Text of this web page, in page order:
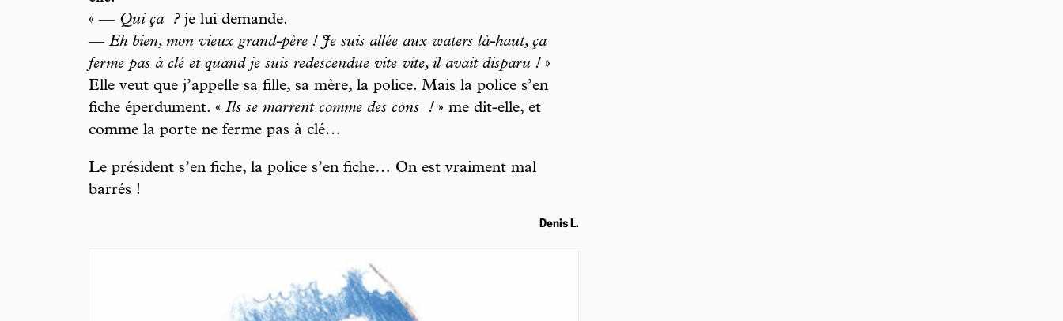
« — Qui ça ? je lui demande.
— Eh bien, mon vieux grand-père ! Je suis allée aux waters là-haut, ça
ferme pas à clé et quand je suis redescendue vite vite, il avait disparu ! »
Elle veut que j’appelle sa fille, sa mère, la police. Mais la police s’en
fiche éperdument. « Ils se marrent comme des cons ! » me dit-elle, et
comme la porte ne ferme pas à clé…
Le président s’en fiche, la police s’en fiche… On est vraiment mal
barrés !
Denis L.